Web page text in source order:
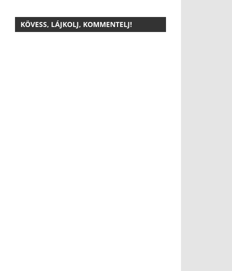
KÖVESS, LÁJKOLJ, KOMMENTELJ!